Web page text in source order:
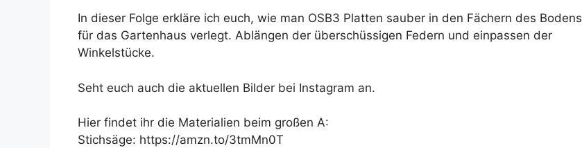
In dieser Folge erkläre ich euch, wie man OSB3 Platten sauber in den Fächern des Bodens
für das Gartenhaus verlegt. Ablängen der überschüssigen Federn und einpassen der
Winkelstücke.
Seht euch auch die aktuellen Bilder bei Instagram an.
Hier findet ihr die Materialien beim großen A:
Stichsäge: https://amzn.to/3tmMn0T